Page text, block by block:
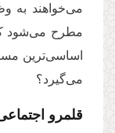
می‌خواهند به
مطرح می‌شود
اساسی‌ترین
می‌گیرد؟
قلمرو